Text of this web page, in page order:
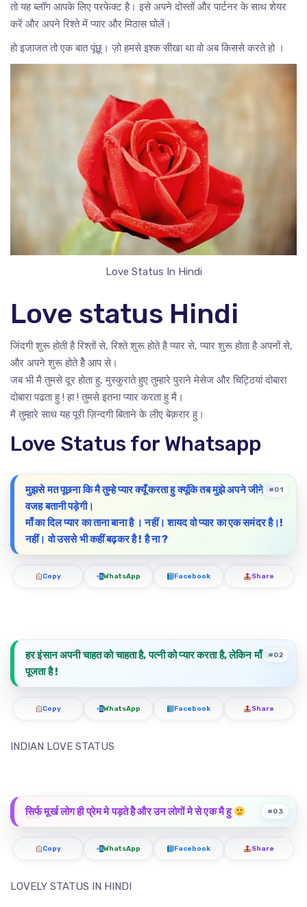
तो यह ब्लॉग आपके लिए परफेक्ट है। इसे अपने दोस्तों और पार्टनर के साथ शेयर
करें और अपने रिश्ते में प्यार और मिठास घोलें।
हो इजाजत तो एक बात पूंछू। ज़ो हमसे इश्क सीखा था वो अब किससे करते हो ।
Love Status In Hindi
Love status Hindi
जिंदगी शुरू होती है रिश्तों से, रिश्ते शुरू होते है प्यार से, प्यार शुरू होता है अपनों से,
और अपने शुरू होते हैे आप से।
जब भी मै तुमसे दूर होता हु, मुस्कुराते हुए तुम्हारे पुराने मेसेज और चिट्ठियां दोबारा
दोबारा पढता हु ! हा ! तुमसे इतना प्यार करता हु मै।
मै तुम्हारे साथ यह पूरी ज़िन्दगी बिताने के लीए बेक़रार हु।
Love Status for Whatsapp
मुझसे मत पूछना कि मै तुम्हे प्यार क्यूँ करता हु क्यूंकि तब मुझे अपने जीने कि
वजह बतानी पड़ेगी।
माँ का दिल प्यार का ताना बाना है । नहीं। शायद वो प्यार का एक समंदर है।!
नहीं। वो उससे भी कहीं बढ़कर है ! है ना ?
#01
Copy WhatsApp Facebook Share
हर इंसान अपनी चाहत को चाहता है, पत्नी को प्यार करता है, लेकिन माँ को
पूजता है !
#02
Copy WhatsApp Facebook Share
INDIAN LOVE STATUS
सिर्फ मूर्ख लोग ही प्रेम मे पड़ते हैे और उन लोगों मे से एक मै हु #03
Copy WhatsApp Facebook Share
LOVELY STATUS IN HINDI